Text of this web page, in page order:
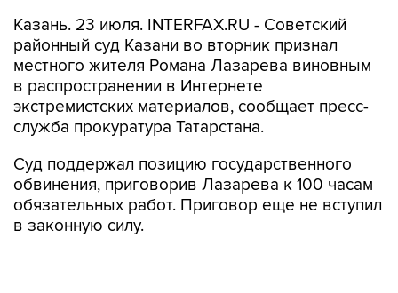
Казань. 23 июля. INTERFAX.RU - Советский
районный суд Казани во вторник признал
местного жителя Романа Лазарева виновным
в распространении в Интернете
экстремистских материалов, сообщает пресс-
служба прокуратура Татарстана.
Суд поддержал позицию государственного
обвинения, приговорив Лазарева к 100 часам
обязательных работ. Приговор еще не вступил
в законную силу.